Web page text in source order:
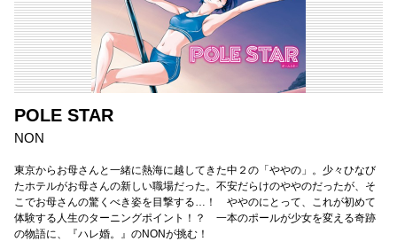
POLE STAR
NON
東京からお母さんと一緒に熱海に越してきた中２の「ややの」。少々ひなび
たホテルがお母さんの新しい職場だった。不安だらけのややのだったが、そ
こでお母さんの驚くべき姿を目撃する…！ ややのにとって、これが初めて
体験する人生のターニングポイント！？ 一本のポールが少女を変える奇跡
の物語に、『ハレ婚。』のNONが挑む！